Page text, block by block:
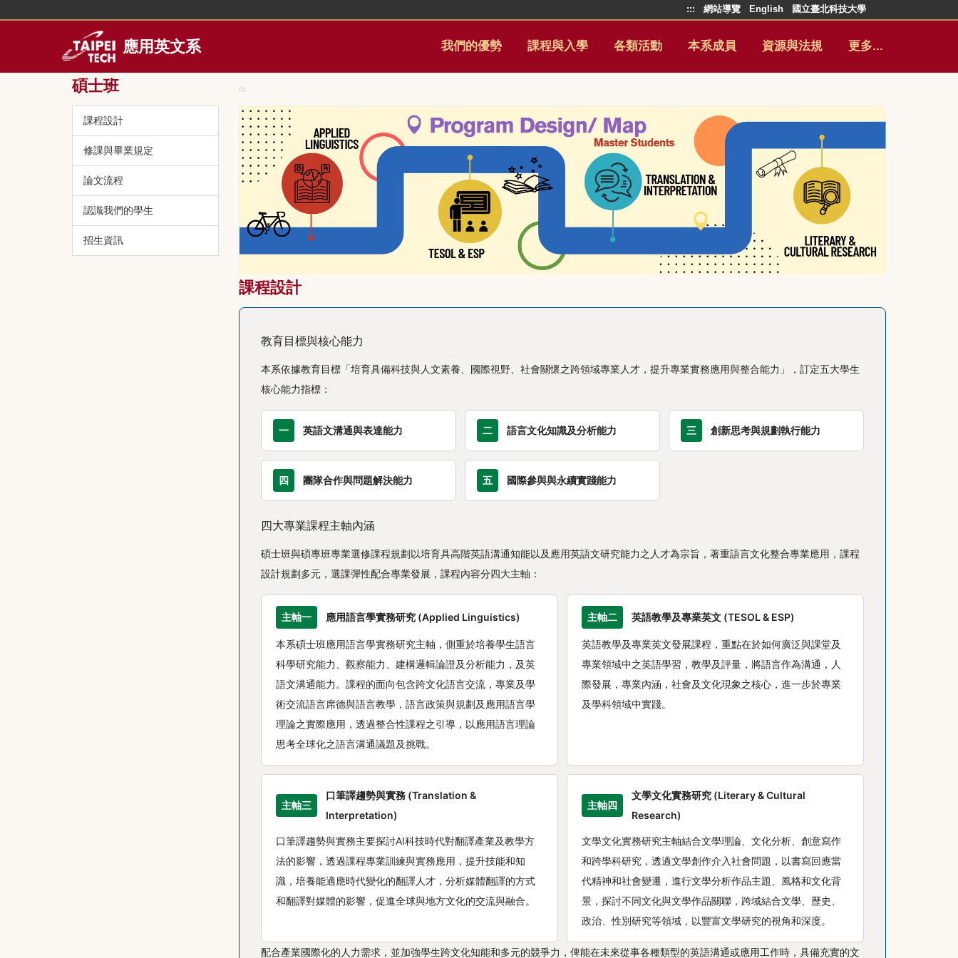
::: 網站導覽 English 國立臺北科技大學
應用英文系 我們的優勢 課程與入學 各類活動 本系成員 資源與法規 更多...
碩士班
課程設計
修課與畢業規定
論文流程
認識我們的學生
招生資訊
:::
課程設計
教育目標與核心能力
本系依據教育目標「培育具備科技與人文素養、國際視野、社會關懷之跨領域專業人才，提升專業實務應用與整合能力」，訂定五大學生
核心能力指標：
一 英語文溝通與表達能力 二 語言文化知識及分析能力 三 創新思考與規劃執行能力
四 團隊合作與問題解決能力 五 國際參與與永續實踐能力
四大專業課程主軸內涵
碩士班與碩專班專業選修課程規劃以培育具高階英語溝通知能以及應用英語文研究能力之人才為宗旨，著重語言文化整合專業應用，課程
設計規劃多元，選課彈性配合專業發展，課程內容分四大主軸：
主軸一 應用語言學實務研究 (Applied Linguistics)
本系碩士班應用語言學實務研究主軸，側重於培養學生語言
科學研究能力、觀察能力、建構邏輯論證及分析能力，及英
語文溝通能力。課程的面向包含跨文化語言交流，專業及學
術交流語言席德與語言教學，語言政策與規劃及應用語言學
理論之實際應用，透過整合性課程之引導，以應用語言理論
思考全球化之語言溝通議題及挑戰。
主軸二 英語教學及專業英文 (TESOL & ESP)
英語教學及專業英文發展課程，重點在於如何廣泛與課堂及
專業領域中之英語學習，教學及評量，將語言作為溝通，人
際發展，專業內涵，社會及文化現象之核心，進一步於專業
及學科領域中實踐。
主軸三
口筆譯趨勢與實務 (Translation &
Interpretation)
口筆譯趨勢與實務主要探討AI科技時代對翻譯產業及教學方
法的影響，透過課程專業訓練與實務應用，提升技能和知
識，培養能適應時代變化的翻譯人才，分析媒體翻譯的方式
和翻譯對媒體的影響，促進全球與地方文化的交流與融合。
主軸四
文學文化實務研究 (Literary & Cultural
Research)
文學文化實務研究主軸結合文學理論、文化分析、創意寫作
和跨學科研究，透過文學創作介入社會問題，以書寫回應當
代精神和社會變遷，進行文學分析作品主題、風格和文化背
景，探討不同文化與文學作品關聯，跨域結合文學、歷史、
政治、性別研究等領域，以豐富文學研究的視角和深度。
配合產業國際化的人力需求，並加強學生跨文化知能和多元的競爭力，俾能在未來從事各種類型的英語溝通或應用工作時，具備充實的文